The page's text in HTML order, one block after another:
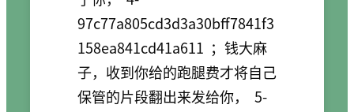
97c77a805cd3d3a30bff7841f3
158ea841cd41a611 ；钱大麻
子，收到你给的跑腿费才将自己
保管的片段翻出来发给你，
5-